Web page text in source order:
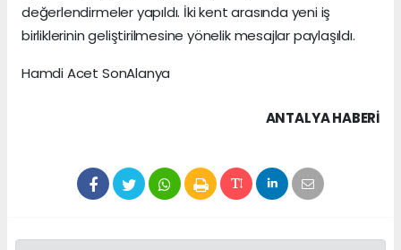
değerlendirmeler yapıldı. İki kent arasında yeni iş
birliklerinin geliştirilmesine yönelik mesajlar paylaşıldı.
Hamdi Acet SonAlanya
ANTALYA HABERİ